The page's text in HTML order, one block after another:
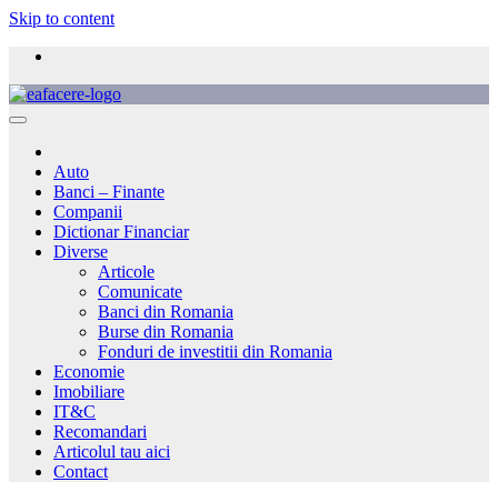
Skip to content
Auto
Banci – Finante
Companii
Dictionar Financiar
Diverse
Articole
Comunicate
Banci din Romania
Burse din Romania
Fonduri de investitii din Romania
Economie
Imobiliare
IT&C
Recomandari
Articolul tau aici
Contact